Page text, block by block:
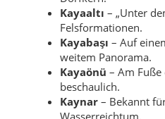
Kayaaltı – „Unter
Felsformationen.
Kayabaşı – Auf
weitem Panorama.
Kayaönü – Am Fuße
beschaulich.
Kaynar – Bekannt
Wasserreichtum.